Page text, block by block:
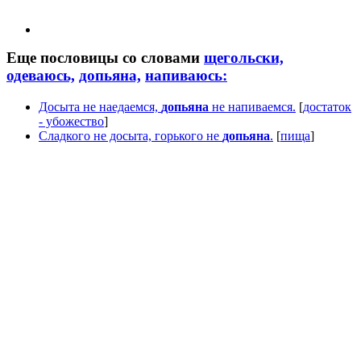
Еще пословицы со словами щегольски,
одеваюсь, допьяна, напиваюсь:
Досыта не наедаемся, допьяна не напиваемся. [достаток
- убожество]
Сладкого не досыта, горького не допьяна. [пища]